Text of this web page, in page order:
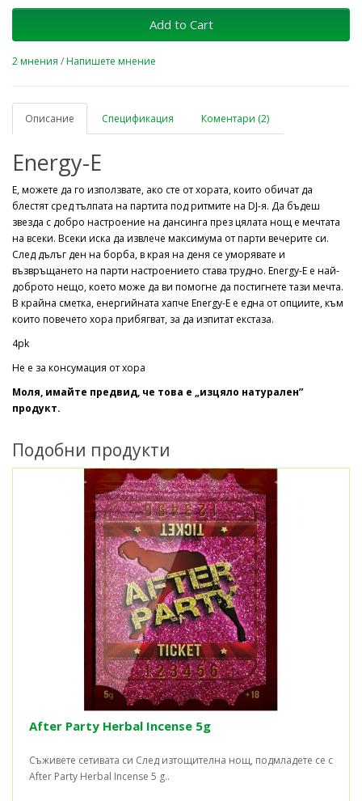
Add to Cart
2 мнения /Напишете мнение
Описание Спецификация Коментари (2)
Energy-E
Е, можете да го използвате, ако сте от хората, които обичат да
блестят сред тълпата на партита под ритмите на DJ-я. Да бъдеш
звезда с добро настроение на дансинга през цялата нощ е мечтата
на всеки. Всеки иска да извлече максимума от парти вечерите си.
След дълъг ден на борба, в края на деня се уморявате и
възвръщането на парти настроението става трудно. Energy-E е най-
доброто нещо, което може да ви помогне да постигнете тази мечта.
В крайна сметка, енергийната хапче Energy-E е една от опциите, към
които повечето хора прибягват, за да изпитат екстаза.
4pk
Не е за консумация от хора
Моля, имайте предвид, че това е „изцяло натурален”
продукт.
Подобни продукти
After Party Herbal Incense 5g
Съживете сетивата си След изтощителна нощ, подмладете се с
After Party Herbal Incense 5 g..